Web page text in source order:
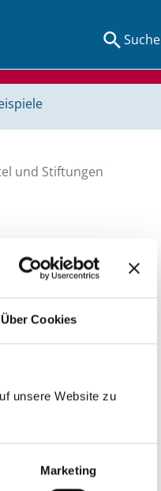
Über Cookies
unsere Website zu
Marketing
Suche
und Stiftungen
direkt über
die Groß- und